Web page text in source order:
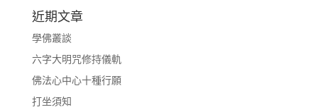
近期文章
學佛叢談
六字大明咒修持儀軌
佛法心中心十種行願
打坐須知